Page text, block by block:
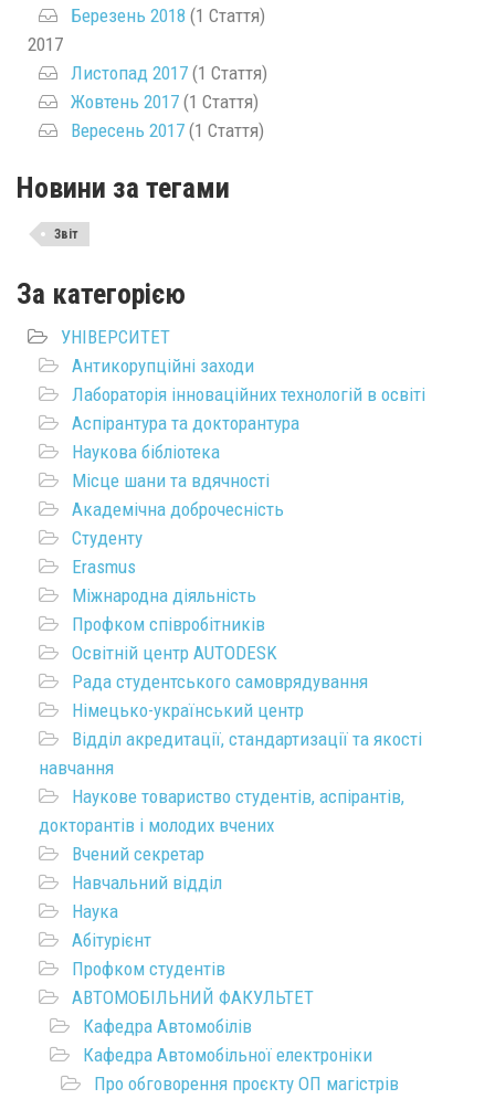
Березень 2018 (1 Стаття)
2017
Листопад 2017 (1 Стаття)
Жовтень 2017 (1 Стаття)
Вересень 2017 (1 Стаття)
Новини за тегами
Звіт
За категорією
УНІВЕРСИТЕТ
Антикорупційні заходи
Лабораторія інноваційних технологій в освіті
Аспірантура та докторантура
Наукова бібліотека
Місце шани та вдячності
Академічна доброчесність
Студенту
Erasmus
Міжнародна діяльність
Профком співробітників
Освітній центр AUTODESK
Рада студентського самоврядування
Німецько-український центр
Відділ акредитації, стандартизації та якості
навчання
Наукове товариство студентів, аспірантів,
докторантів і молодих вчених
Вчений секретар
Навчальний відділ
Наука
Абітурієнт
Профком студентів
АВТОМОБІЛЬНИЙ ФАКУЛЬТЕТ
Кафедра Автомобілів
Кафедра Автомобільної електроніки
Про обговорення проєкту ОП магістрів